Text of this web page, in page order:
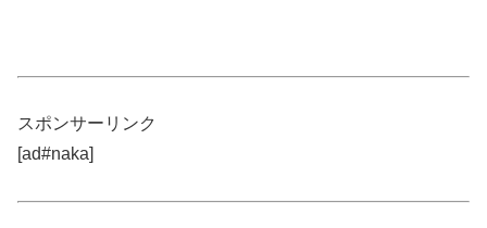
スポンサーリンク
[ad#naka]